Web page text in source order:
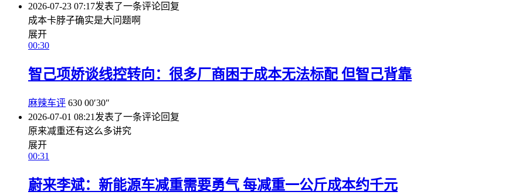
2026-07-23 07:17发表了一条评论回复
成本卡脖子确实是大问题啊
展开
00:30
智己项娇谈线控转向：很多厂商困于成本无法标配 但智己背靠
麻辣车评 630 00′30″
2026-07-01 08:21 发表了一条评论回复
原来减重还有这么多讲究
展开
00:31
蔚来李斌：新能源车减重需要勇气 每减重一公斤成本约千元